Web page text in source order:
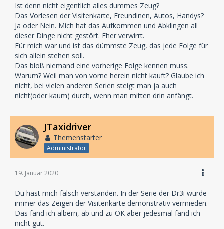
Ist denn nicht eigentlich alles dummes Zeug?
Das Vorlesen der Visitenkarte, Freundinen, Autos, Handys?
Ja oder Nein. Mich hat das Aufkommen und Abklingen all
dieser Dinge nicht gestört. Eher verwirrt.
Für mich war und ist das dümmste Zeug, das jede Folge für
sich allein stehen soll.
Das bloß niemand eine vorherige Folge kennen muss.
Warum? Weil man von vorne herein nicht kauft? Glaube ich
nicht, bei vielen anderen Serien steigt man ja auch
nicht(oder kaum) durch, wenn man mitten drin anfängt.
JTaxidriver
Themenstarter
Administrator
19. Januar 2020
Du hast mich falsch verstanden. In der Serie der Dr3i wurde
immer das Zeigen der Visitenkarte demonstrativ vermieden.
Das fand ich albern, ab und zu OK aber jedesmal fand ich
nicht gut.